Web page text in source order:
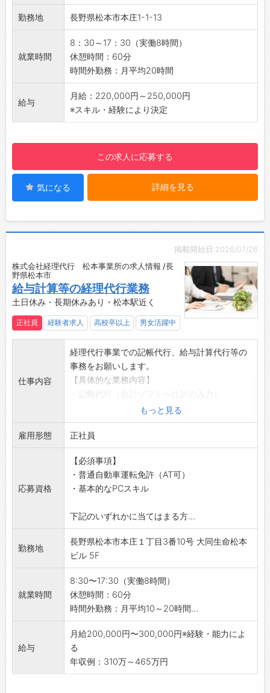
です。
その他電話や来客対応の業務がございます。
ただける方！
◆経理経験3年以上の経験をお持ちの方を募集
します！
【ウィルトスについて】
・今年で設立41年を迎えたウィルトスは、長野
えています。
・約950名の従業員（正社員は約130名）と共
に2024年には売上高21億円と、４年連続で最
高記録を更新しています！
強固にして参ります。
く、性別・年齢関係なく意見が出しやすい風土
です！
・分からないことがあっても先輩社員が手をと
めて話を聞いてくれるので、安心して業務を行
うことができます。
【設備】
・個人ロッカー
・制服支給
・駐車場あり
【転職エージェントより】
社員旅行や松本ぼんぼんの参加など、人間関係
の良さが魅力の企業様になります。
為、ご自身のペースでお仕事可能な環境です。
現在30代の社員がメインで活躍している部署と
なります。
のある方のご応募お待ちしております。
勤務地 長野県松本市本庄1-1-13
就業時間
8：30～17：30（実働8時間）
休憩時間：60分
時間外勤務：月平均20時間
給与
月給：220,000円～250,000円
※スキル・経験により決定
この求人に応募する
気になる 詳細を見る
掲載開始日:2026/07/26
株式会社経理代行 松本事業所の求人情報 /長
野県松本市
給与計算等の経理代行業務
土日休み・長期休みあり・松本駅近く
正社員 経験者求人 高校卒以上 男女活躍中
仕事内容
経理代行事業での記帳代行、給与計算代行等の
事務をお願いします。
【具体的な業務内容】
・パソコンを使ったデータ⼊⼒・事務・表計算
等
・経理代行（業務代行・改善ご提案等）
（利用ソフト：TKC、MJS、弥⽣、JDL、
freee、MF、勘定奉⾏、達⼈、魔法陣、PCA、
EPSON、会計王、ICS、発展会計、その他）
※社用車（AT）を使用し、お客様先にて伝票回
収・業務改善・経理代行サービスのご提案もあ
り
・業務の進め方（担当制及びチーム制）
【職場の雰囲気・社風】
・働き方改革を進めており、テレワークや土日
の振替出勤及び休暇取得を行っています。
・業務の電子化、ペーパーレス化を進めていま
す。
・勤続年数、業務内容により⼀部在宅勤務可能
もっと見る
雇用形態 正社員
応募資格
【必須事項】
・普通自動車運転免許（AT可）
・基本的なPCスキル
下記のいずれかに当てはまる方...
勤務地
長野県松本市本庄１丁目3番10号 大同生命松本
ビル 5F
就業時間
8:30〜17:30（実働8時間）
休憩時間：60分
時間外勤務：月平均10～20時間...
給与
月給200,000円〜300,000円※経験・能力によ
る
年収例：310万～465万円